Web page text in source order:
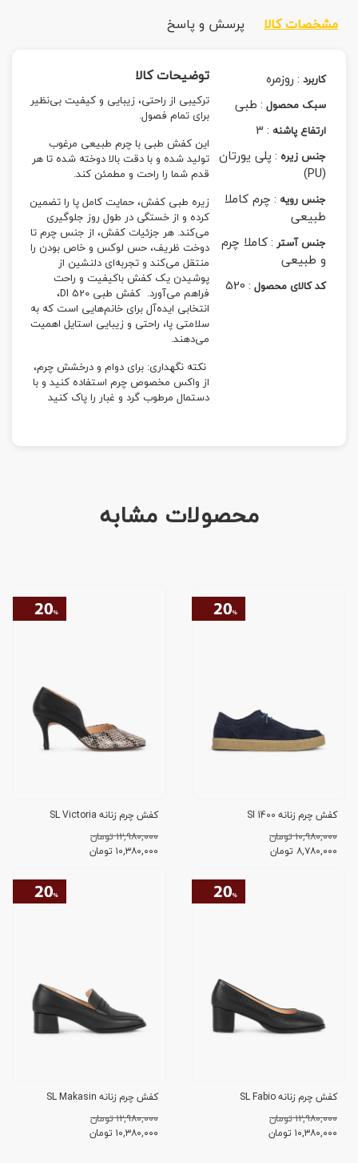
مشخصات کالا پرسش و پاسخ
کاربرد :روزمره
سبک محصول :طبی
ارتفاع پاشنه :
3
جنس زیره :پلی یورتان
(PU)
جنس رویه :چرم کاملا
طبیعی
جنس آستر :کاملا چرم
و طبیعی
کد کالای محصول :
520
توضیحات کالا
ترکیبی از راحتی، زیبایی و کیفیت بی‌نظیر
برای تمام فصول.
این کفش طبی با چرم طبیعی مرغوب
تولید شده و با دقت بالا دوخته شده تا هر
قدم شما را راحت و مطمئن کند.
زیره طبی کفش، حمایت کامل پا را تضمین
کرده و از خستگی در طول روز جلوگیری
می‌کند. هر جزئیات کفش، از جنس چرم تا
دوخت ظریف، حس لوکس و خاص بودن را
منتقل می‌کند و تجربه‌ای دلنشین از
پوشیدن یک کفش باکیفیت و راحت
فراهم می‌آورد. کفش طبی DI 520،
انتخابی ایده‌آل برای خانم‌هایی است که به
سلامتی پا، راحتی و زیبایی استایل اهمیت
می‌دهند.
نکته نگهداری: برای دوام و درخشش چرم،
از واکس مخصوص چرم استفاده کنید و با
دستمال مرطوب گرد و غبار را پاک کنید
محصولات مشابه
کفش چرم زنانه SI 1400
۱۰,۹۸۰,۰۰۰ تومان
۸,۷۸۰,۰۰۰ تومان
کفش چرم زنانه SL Victoria
۱۲,۹۸۰,۰۰۰ تومان
۱۰,۳۸۰,۰۰۰ تومان
کفش چرم زنانه SL Fabio
۱۲,۹۸۰,۰۰۰ تومان
۱۰,۳۸۰,۰۰۰ تومان
کفش چرم زنانه SL Makasin
۱۲,۹۸۰,۰۰۰ تومان
۱۰,۳۸۰,۰۰۰ تومان